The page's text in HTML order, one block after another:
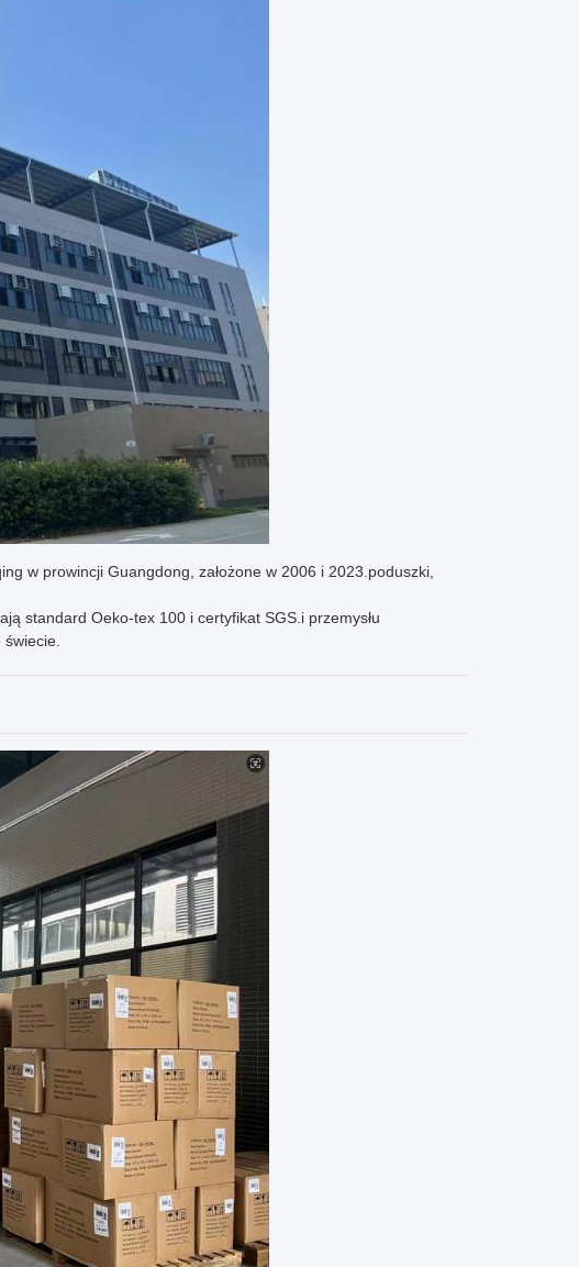
w prowincji Guangdong, założone w 2006 i 2023.poduszki,
standard Oeko-tex 100 i certyfikat SGS.i przemysłu